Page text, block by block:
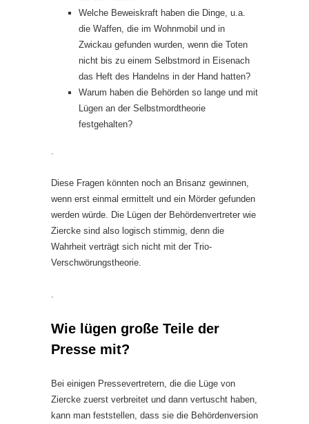
Welche Beweiskraft haben die Dinge, u.a.
die Waffen, die im Wohnmobil und in
Zwickau gefunden wurden, wenn die Toten
nicht bis zu einem Selbstmord in Eisenach
das Heft des Handelns in der Hand hatten?
Warum haben die Behörden so lange und mit
Lügen an der Selbstmordtheorie
festgehalten?
.
Diese Fragen könnten noch an Brisanz gewinnen,
wenn erst einmal ermittelt und ein Mörder gefunden
werden würde. Die Lügen der Behördenvertreter wie
Ziercke sind also logisch stimmig, denn die
Wahrheit verträgt sich nicht mit der Trio-
Verschwörungstheorie.
.
Wie lügen große Teile der
Presse mit?
Bei einigen Pressevertretern, die die Lüge von
Ziercke zuerst verbreitet und dann vertuscht haben,
kann man feststellen, dass sie die Behördenversion